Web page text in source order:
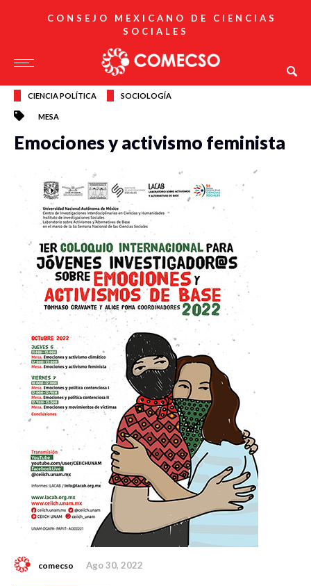
CONSEJO MEXICANO DE CIENCIAS
SOCIALES
CIENCIA POLÍTICA SOCIOLOGÍA
MESA
Emociones y activismo feminista
comecso Ago 30, 2022